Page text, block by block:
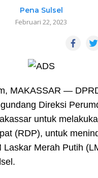
Pena Sulsel
Februari 22, 2023
MAKASSAR —
Direksi
untuk
(RDP), untuk
Laskar Merah Putih